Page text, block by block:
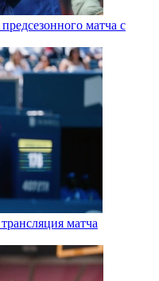
матча с
матча